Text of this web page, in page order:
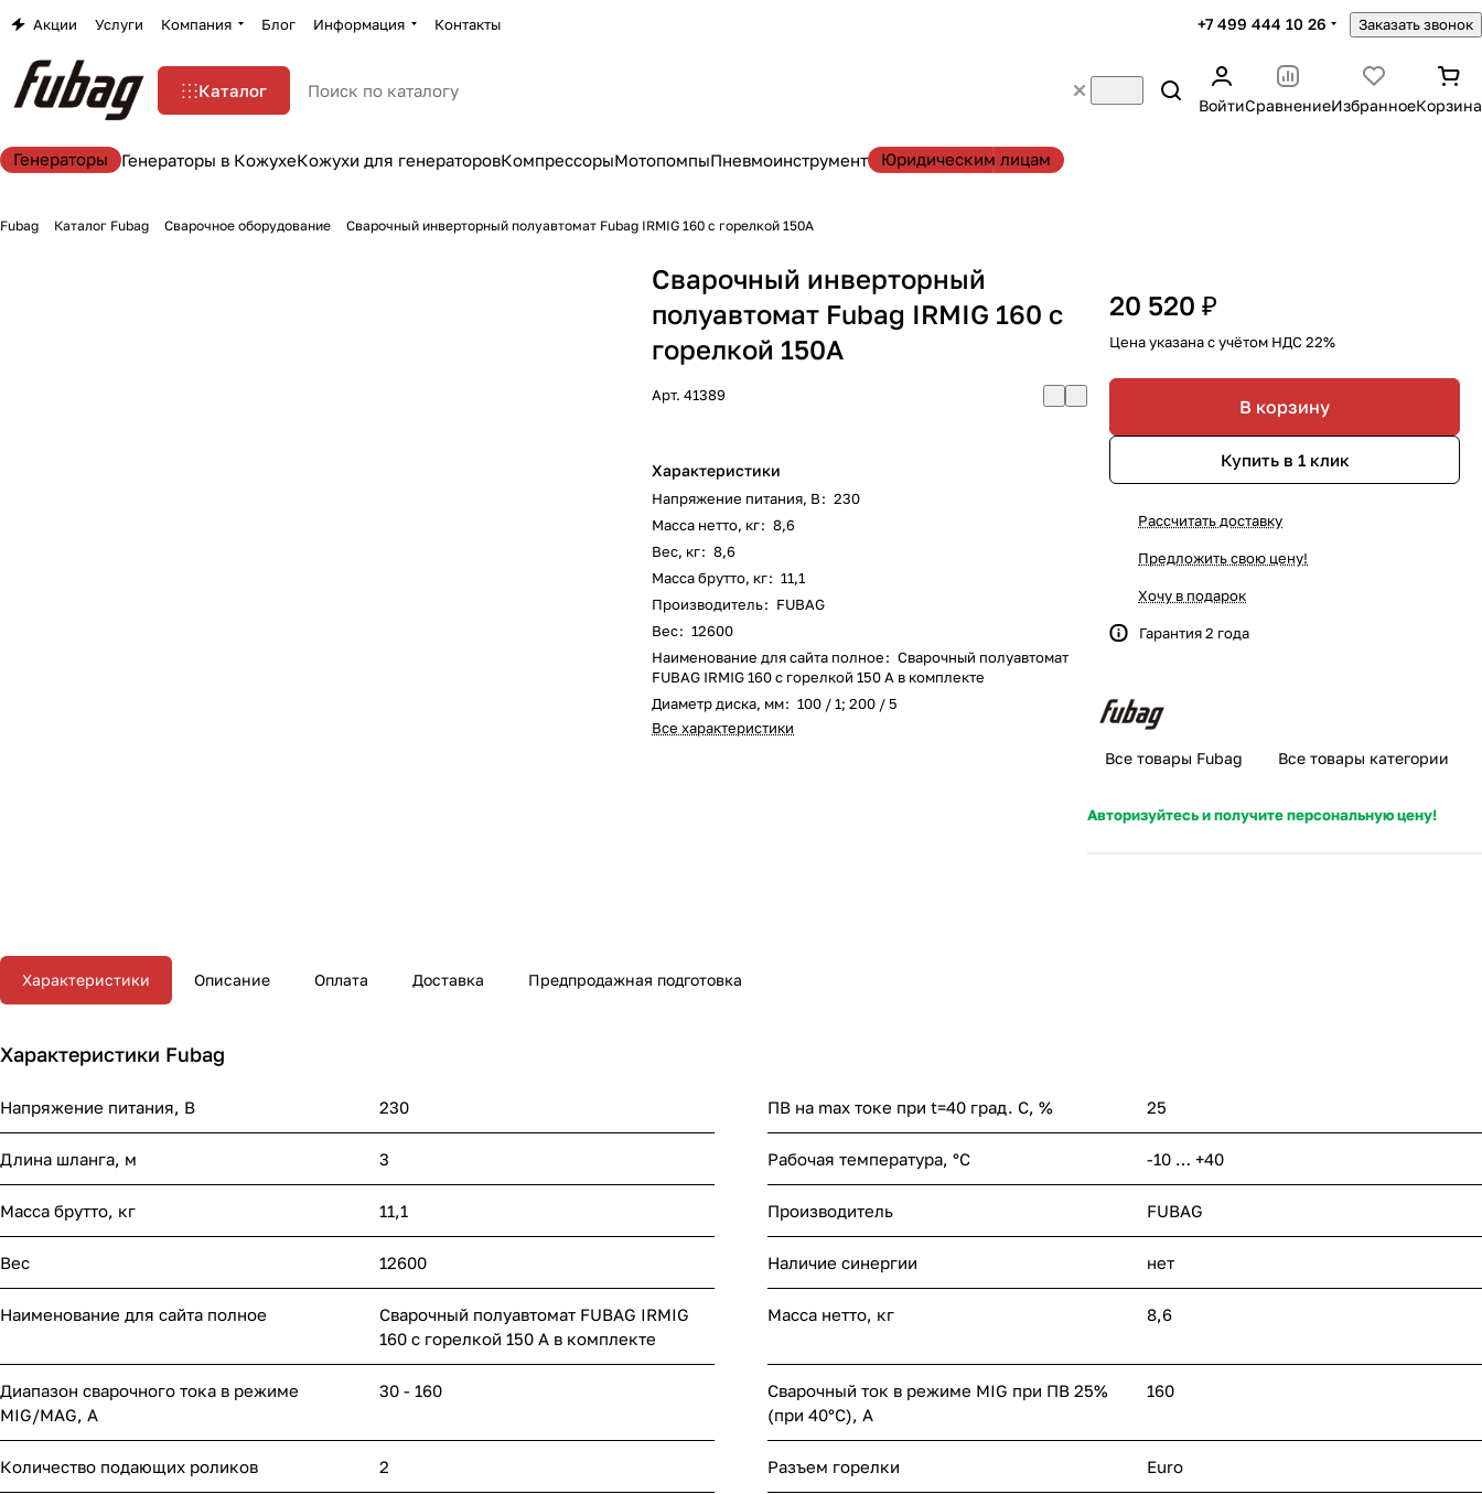
Акции Услуги Компания Блог Информация Контакты +7 499 444 10 26 Заказать звонок
Каталог
ВойтиСравнениеИзбранноеКорзина
Генераторы Генераторы в КожухеКожухи для генераторовКомпрессорыМотопомпыПневмоинструмент Юридическим лицам
Fubag Каталог Fubag Сварочное оборудование Сварочный инверторный полуавтомат Fubag IRMIG 160 с горелкой 150А
Сварочный инверторный
полуавтомат Fubag IRMIG 160 с
горелкой 150А
Арт.41389
Характеристики
Напряжение питания, В: 230
Масса нетто, кг: 8,6
Вес, кг: 8,6
Масса брутто, кг: 11,1
Производитель: FUBAG
Вес: 12600
Наименование для сайта полное: Сварочный полуавтомат
FUBAG IRMIG 160 с горелкой 150 А в комплекте
Диаметр диска, мм: 100 / 1; 200 / 5
Все характеристики
20 520 ₽
Цена указана с учётом НДС 22%
В корзину
Купить в 1 клик
Рассчитать доставку
Предложить свою цену!
Хочу в подарок
Гарантия 2 года
Все товары Fubag Все товары категории
Авторизуйтесь и получите персональную цену!
Характеристики Описание Оплата Доставка Предпродажная подготовка
Характеристики Fubag
Напряжение питания, В 230 ПВ на max токе при t=40 град. С, % 25
Длина шланга, м 3 Рабочая температура, °C -10 … +40
Масса брутто, кг 11,1 Производитель FUBAG
Вес 12600 Наличие синергии нет
Наименование для сайта полное
Сварочный полуавтомат FUBAG IRMIG
160 с горелкой 150 А в комплекте
Масса нетто, кг 8,6
Диапазон сварочного тока в режиме
MIG/MAG, A
30 - 160
Сварочный ток в режиме MIG при ПВ 25%
(при 40°С), А
160
Количество подающих роликов 2 Разъем горелки Euro